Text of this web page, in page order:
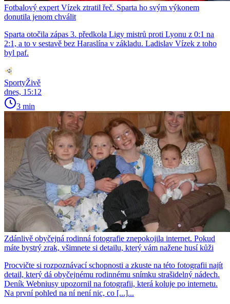
Fotbalový expert Vízek ztratil řeč. Sparta ho svým výkonem
donutila jenom chválit
Sparta otočila zápas 3. předkola Ligy mistrů proti Lyonu z 0:1 na
2:1, a to v sestavě bez Haraslína v základu. Ladislav Vízek z toho
byl paf.
SportyŽivě
dnes, 15:12
3 min
Zdánlivě obyčejná rodinná fotografie znepokojila internet. Pokud
máte bystrý zrak, všimnete si detailu, který vám nažene husí kůži
Procvičte si rozpoznávací schopnosti a zkuste na této fotografii najít
detail, který dá obyčejnému rodinnému snímku strašidelný nádech.
Deník Webniusy upozornil na fotografii, která koluje po internetu.
Na první pohled na ní není nic, co [...]...